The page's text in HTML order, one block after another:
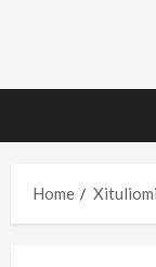
Home